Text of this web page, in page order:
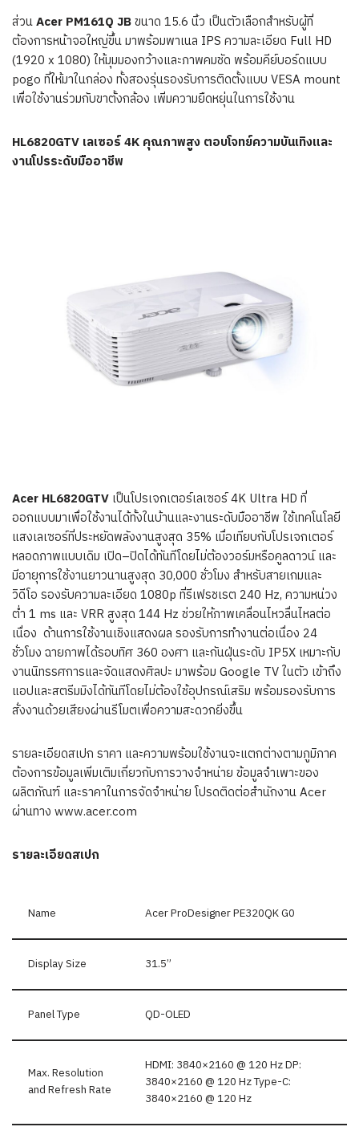
ส่วนAcer PM161Q JBขนาด 15.6 นิ้ว เป็นตัวเลือกสำหรับผู้ที่
ต้องการหน้าจอใหญ่ขึ้น มาพร้อมพาเนล IPS ความละเอียด Full HD
(1920 x 1080) ให้มุมมองกว้างและภาพคมชัด พร้อมคีย์บอร์ดแบบ
pogo ที่ให้มาในกล่อง ทั้งสองรุ่นรองรับการติดตั้งแบบ VESA mount
เพื่อใช้งานร่วมกับขาตั้งกล้อง เพิ่มความยืดหยุ่นในการใช้งาน
HL6820GTV เลเซอร์ 4K คุณภาพสูง ตอบโจทย์ความบันเทิงและ
งานโปรระดับมืออาชีพ
Acer HL6820GTV เป็นโปรเจกเตอร์เลเซอร์ 4K Ultra HD ที่
ออกแบบมาเพื่อใช้งานได้ทั้งในบ้านและงานระดับมืออาชีพ ใช้เทคโนโลยี
แสงเลเซอร์ที่ประหยัดพลังงานสูงสุด 35% เมื่อเทียบกับโปรเจกเตอร์
หลอดภาพแบบเดิม เปิด–ปิดได้ทันทีโดยไม่ต้องวอร์มหรือคูลดาวน์ และ
มีอายุการใช้งานยาวนานสูงสุด 30,000 ชั่วโมง สำหรับสายเกมและ
วิดีโอ รองรับความละเอียด 1080p ที่รีเฟรชเรต 240 Hz, ความหน่วง
ต่ำ 1 ms และ VRR สูงสุด 144 Hz ช่วยให้ภาพเคลื่อนไหวลื่นไหลต่อ
เนื่อง ด้านการใช้งานเชิงแสดงผล รองรับการทำงานต่อเนื่อง 24
ชั่วโมง ฉายภาพได้รอบทิศ 360 องศา และกันฝุ่นระดับ IP5X เหมาะกับ
งานนิทรรศการและจัดแสดงศิลปะ มาพร้อม Google TV ในตัว เข้าถึง
แอปและสตรีมมิงได้ทันทีโดยไม่ต้องใช้อุปกรณ์เสริม พร้อมรองรับการ
สั่งงานด้วยเสียงผ่านรีโมตเพื่อความสะดวกยิ่งขึ้น
รายละเอียดสเปก ราคา และความพร้อมใช้งานจะแตกต่างตามภูมิภาค
ต้องการข้อมูลเพิ่มเติมเกี่ยวกับการวางจำหน่าย ข้อมูลจำเพาะของ
ผลิตภัณฑ์ และราคาในการจัดจำหน่าย โปรดติดต่อสำนักงานAcer
ผ่านทาง www.acer.com
รายละเอียดสเปก
Name Acer ProDesigner PE320QK G0
Display Size 31.5”
Panel Type QD-OLED
Max. Resolution
and Refresh Rate
HDMI: 3840×2160 @ 120 Hz DP:
3840×2160 @ 120 Hz Type-C:
3840×2160 @ 120 Hz